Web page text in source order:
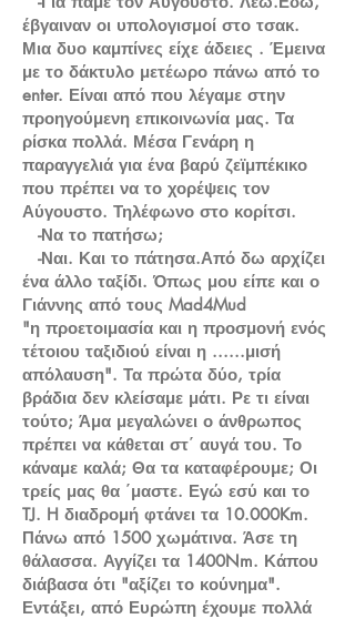
έβγαιναν οι υπολογισμοί στο τσακ.
Μια δυο καμπίνες είχε άδειες . Έμεινα
με το δάκτυλο μετέωρο πάνω από το
enter. Είναι από που λέγαμε στην
προηγούμενη επικοινωνία μας. Τα
ρίσκα πολλά. Μέσα Γενάρη η
παραγγελιά για ένα βαρύ ζεϊμπέκικο
που πρέπει να το χορέψεις τον
Αύγουστο. Τηλέφωνο στο κορίτσι.
-Να το πατήσω;
-Ναι. Και το πάτησα.Από δω αρχίζει
ένα άλλο ταξίδι. Όπως μου είπε και ο
Γιάννης από τους Mad4Mud
"η προετοιμασία και η προσμονή ενός
τέτοιου ταξιδιού είναι η ......μισή
απόλαυση". Τα πρώτα δύο, τρία
βράδια δεν κλείσαμε μάτι. Ρε τι είναι
τούτο; Άμα μεγαλώνει ο άνθρωπος
πρέπει να κάθεται στ΄ αυγά του. Το
κάναμε καλά; Θα τα καταφέρουμε; Οι
τρείς μας θα ΄μαστε. Εγώ εσύ και το
TJ. H διαδρομή φτάνει τα 10.000Km.
Πάνω από 1500 χωμάτινα. Άσε τη
θάλασσα. Αγγίζει τα 1400Nm. Κάπου
διάβασα ότι "αξίζει το κούνημα".
Εντάξει, από Ευρώπη έχουμε πολλά